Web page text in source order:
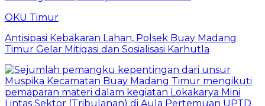
OKU Timur
Antisipasi Kebakaran Lahan, Polsek Buay Madang
Timur Gelar Mitigasi dan Sosialisasi Karhutla